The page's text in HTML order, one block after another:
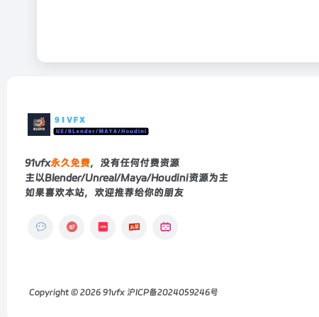
91vfx永久免费，没有任何付费资源
主以Blender/Unreal/Maya/Houdini资源为主
如果喜欢本站，欢迎推荐给你的朋友
Copyright © 2026 91vfx 沪ICP备2024059246号